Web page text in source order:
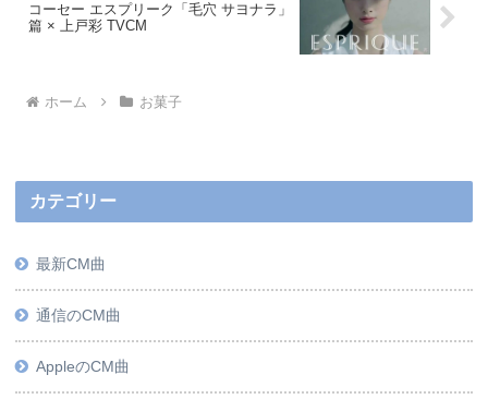
コーセー エスプリーク「毛穴 サヨナラ」
篇 × 上戸彩 TVCM
ホーム お菓子
カテゴリー
最新CM曲
通信のCM曲
AppleのCM曲